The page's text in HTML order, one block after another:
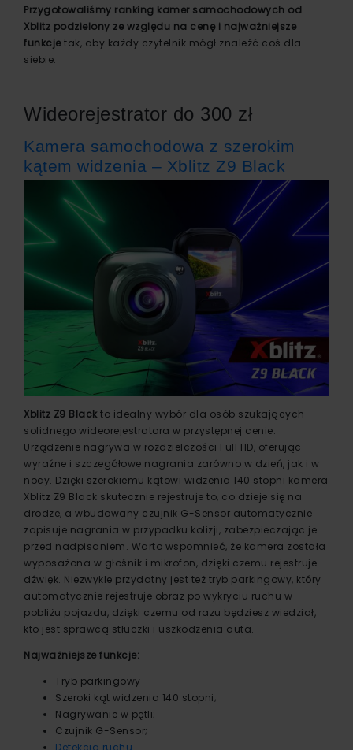
Przygotowaliśmy ranking kamer samochodowych od
Xblitz podzielony ze względu na cenę i najważniejsze
funkcjetak, aby każdy czytelnik mógł znaleźć coś dla
siebie.
Wideorejestrator do 300 zł
Kamera samochodowa z szerokim
kątem widzenia – Xblitz Z9 Black
Xblitz Z9 Black to idealny wybór dla osób szukających
solidnego wideorejestratora w przystępnej cenie.
Urządzenie nagrywa w rozdzielczości Full HD, oferując
wyraźne i szczegółowe nagrania zarówno w dzień, jak i w
nocy. Dzięki szerokiemu kątowi widzenia 140 stopni kamera
Xblitz Z9 Black skutecznie rejestruje to, co dzieje się na
drodze, a wbudowany czujnik G-Sensor automatycznie
zapisuje nagrania w przypadku kolizji, zabezpieczając je
przed nadpisaniem. Warto wspomnieć, że kamera została
wyposażona w głośnik i mikrofon, dzięki czemu rejestruje
dźwięk. Niezwykle przydatny jest też tryb parkingowy, który
automatycznie rejestruje obraz po wykryciu ruchu w
pobliżu pojazdu, dzięki czemu od razu będziesz wiedział,
kto jest sprawcą stłuczki i uszkodzenia auta.
Najważniejsze funkcje:
Tryb parkingowy
Szeroki kąt widzenia 140 stopni;
Nagrywanie w pętli;
Czujnik G-Sensor;
Detekcja ruchu